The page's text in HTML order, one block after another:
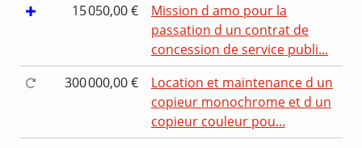
15 050,00 €
Mission d amo pour la
passation d un contrat de
concession de service publi...
300 000,00 €
Location et maintenance d un
copieur monochrome et d un
copieur couleur pou...